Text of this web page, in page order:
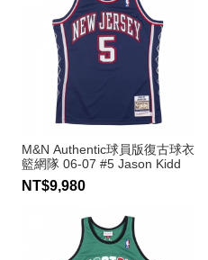
M&N Authentic球員版復古球衣
籃網隊 06-07 #5 Jason Kidd
NT$9,980